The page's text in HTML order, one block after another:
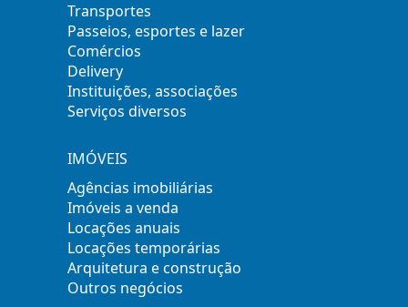
Transportes
Passeios, esportes e lazer
Comércios
Delivery
Instituições, associações
Serviços diversos
IMÓVEIS
Agências imobiliárias
Imóveis a venda
Locações anuais
Locações temporárias
Arquitetura e construção
Outros negócios